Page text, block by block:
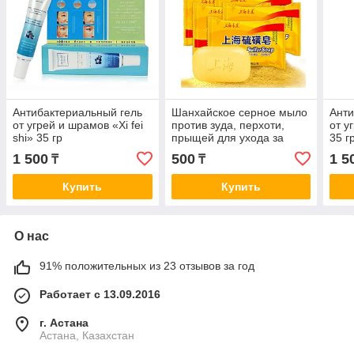
Антибактериальный гель
от угрей и шрамов «Xi fei
shi» 35 гр
1 500 ₸
Купить
Шанхайское серное мыло
против зуда, перхоти,
прыщей для ухода за
кожей, противогрибковое
85 гр
500₸
Купить
от
35
1
О нас
91% положительных из 23 отзывов за год
Работает с 13.09.2016
г. Астана
Астана, Казахстан